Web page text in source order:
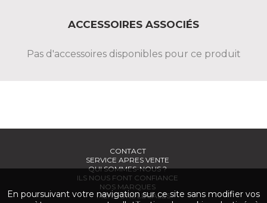
ACCESSOIRES ASSOCIÉS
Pas d'accessoires disponibles pour ce produit
CONTACT
SERVICE APRES VENTE
QUI SOMMES-NOUS ?
ILS NOUS FONT CONFIANCE
NOS MARQUES
MENTIONS LÉGALES
En poursuivant votre navigation sur ce site sans modifier vos